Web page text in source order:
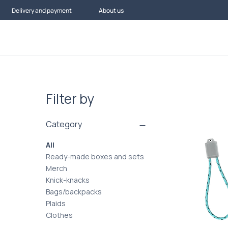
Delivery and payment About us
Filter by
Category
All
Ready-made boxes and sets
Merch
Knick-knacks
Bags/backpacks
Plaids
Clothes